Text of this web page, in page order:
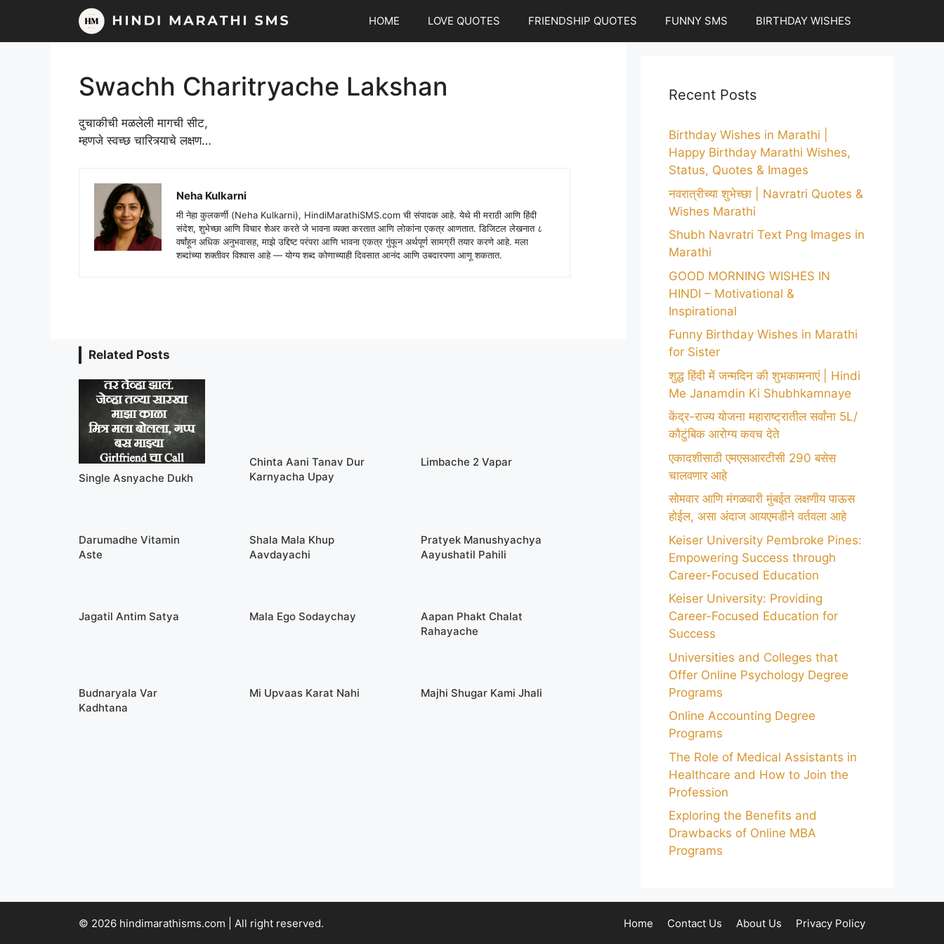
content
HOME LOVE QUOTES FRIENDSHIP QUOTES FUNNY SMS BIRTHDAY WISHES
Swachh Charitryache Lakshan
दुचाकीची मळलेली मागची सीट,
म्हणजे स्वच्छ चारित्र्याचे लक्षण…
Neha Kulkarni
मी नेहा कुलकर्णी (Neha Kulkarni), HindiMarathiSMS.com ची संपादक आहे. येथे मी मराठी आणि हिंदी
संदेश, शुभेच्छा आणि विचार शेअर करते जे भावना व्यक्त करतात आणि लोकांना एकत्र आणतात. डिजिटल लेखनात ८
वर्षांहून अधिक अनुभवासह, माझे उद्दिष्ट परंपरा आणि भावना एकत्र गुंफून अर्थपूर्ण सामग्री तयार करणे आहे. मला
शब्दांच्या शक्तीवर विश्वास आहे — योग्य शब्द कोणाच्याही दिवसात आनंद आणि उबदारपणा आणू शकतात.
Related Posts
Single Asnyache Dukh
Chinta Aani Tanav Dur
Karnyacha Upay
Limbache 2 Vapar
Darumadhe Vitamin
Aste
Shala Mala Khup
Aavdayachi
Pratyek Manushyachya
Aayushatil Pahili
Jagatil Antim Satya Mala Ego Sodaychay
Aapan Phakt Chalat
Rahayache
Budnaryala Var
Kadhtana
Mi Upvaas Karat Nahi Majhi Shugar Kami Jhali
Recent Posts
Birthday Wishes in Marathi |
Happy Birthday Marathi Wishes,
Status, Quotes & Images
नवरात्रीच्या शुभेच्छा | Navratri Quotes &
Wishes Marathi
Shubh Navratri Text Png Images in
Marathi
GOOD MORNING WISHES IN
HINDI – Motivational &
Inspirational
Funny Birthday Wishes in Marathi
for Sister
शुद्ध हिंदी में जन्मदिन की शुभकामनाएं | Hindi
Me Janamdin Ki Shubhkamnaye
केंद्र-राज्य योजना महाराष्ट्रातील सर्वांना 5L/
कौटुंबिक आरोग्य कवच देते
एकादशीसाठी एमएसआरटीसी 290 बसेस
चालवणार आहे
सोमवार आणि मंगळवारी मुंबईत लक्षणीय पाऊस
होईल, असा अंदाज आयएमडीने वर्तवला आहे
Keiser University Pembroke Pines:
Empowering Success through
Career-Focused Education
Keiser University: Providing
Career-Focused Education for
Success
Universities and Colleges that
Offer Online Psychology Degree
Programs
Online Accounting Degree
Programs
The Role of Medical Assistants in
Healthcare and How to Join the
Profession
Exploring the Benefits and
Drawbacks of Online MBA
Programs
Home Contact Us About Us Privacy Policy
© 2026 hindimarathisms.com | All right reserved.